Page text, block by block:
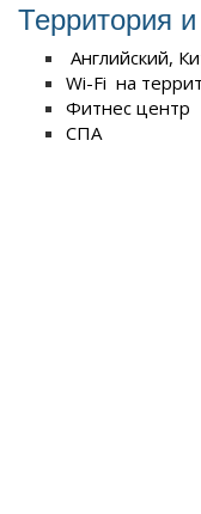
Территория
Английский,
Wi-Fi на
Фитнес центр
СПА